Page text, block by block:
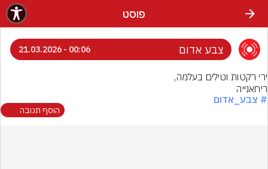
פוסט
צבע אדום 00:06 - 21.03.2026
ריחאנייה
# צבע_אדום
הוסף תגובה